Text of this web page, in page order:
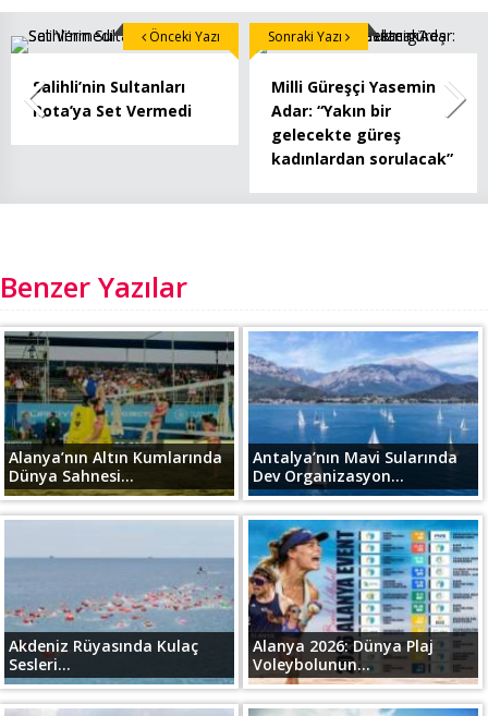
Salihli’nin Sultanları
Rota’ya Set Vermedi
Önceki Yazı
Milli Güreşçi Yasemin
Adar: “Yakın bir
gelecekte güreş
kadınlardan sorulacak”
Sonraki Yazı
Benzer Yazılar
Alanya’nın Altın Kumlarında
Dünya Sahnesi...
Antalya’nın Mavi Sularında
Dev Organizasyon...
Akdeniz Rüyasında Kulaç
Sesleri...
Alanya 2026: Dünya Plaj
Voleybolunun...